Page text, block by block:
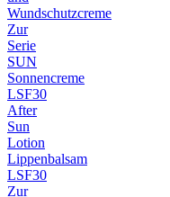
Wundschutzcreme
Zur
Serie
SUN
Sonnencreme
LSF30
After
Sun
Lotion
Lippenbalsam
LSF30
Zur